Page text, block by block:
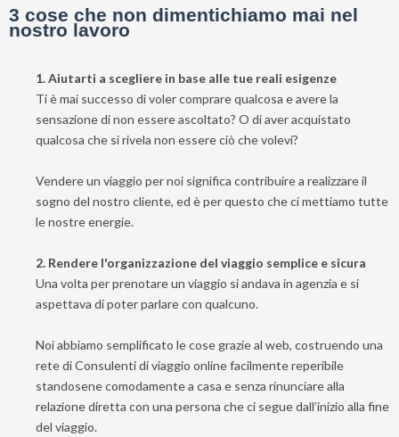
mai...
Privacy
la tua
privacy)
3 cose che non dimentichiamo mai nel
nostro lavoro
1. Aiutarti a scegliere in base alle tue reali esigenze
Ti è mai successo di voler comprare qualcosa e avere la
sensazione di non essere ascoltato? O di aver acquistato
qualcosa che si rivela non essere ciò che volevi?
Vendere un viaggio per noi significa contribuire a realizzare il
sogno del nostro cliente, ed è per questo che ci mettiamo tutte
le nostre energie.
2. Rendere l'organizzazione del viaggio semplice e sicura
Una volta per prenotare un viaggio si andava in agenzia e si
aspettava di poter parlare con qualcuno.
Noi abbiamo semplificato le cose grazie al web, costruendo una
rete di Consulenti di viaggio online facilmente reperibile
standosene comodamente a casa e senza rinunciare alla
relazione diretta con una persona che ci segue dall’inizio alla fine
del viaggio.